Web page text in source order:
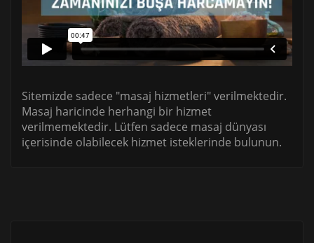
Sitemizde sadece "masaj hizmetleri" verilmektedir.
Masaj haricinde herhangi bir hizmet
verilmemektedir. Lütfen sadece masaj dünyası
içerisinde olabilecek hizmet isteklerinde bulunun.